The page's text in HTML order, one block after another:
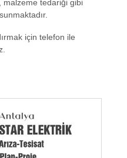
malzeme tedariği gibi
için telefon ile